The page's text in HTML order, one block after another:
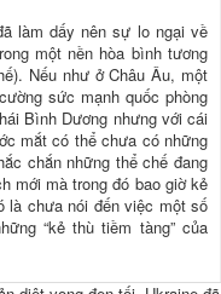
làm dấy nên sự lo ngại về
một nền hòa bình tương
Nếu như ở Châu Âu, một
sức mạnh quốc phòng
Bình Dương nhưng với cái
mắt có thể chưa có những
chắn những thể chế đang
mới mà trong đó bao giờ kẻ
là chưa nói đến việc một số
“kẻ thù tiềm tàng” của